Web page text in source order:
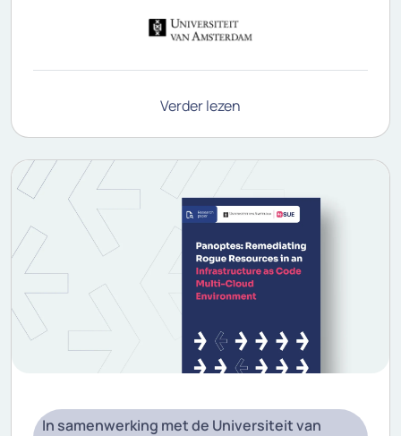
Verder lezen
In samenwerking met de Universiteit van